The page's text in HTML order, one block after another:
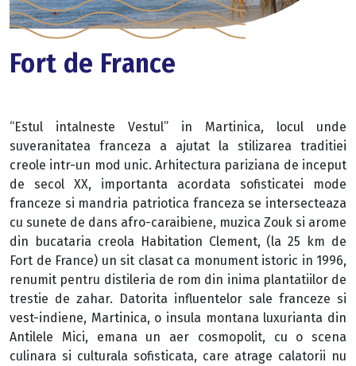
Fort de France
“Estul intalneste Vestul” in Martinica, locul unde
suveranitatea franceza a ajutat la stilizarea traditiei
creole intr-un mod unic. Arhitectura pariziana de inceput
de secol XX, importanta acordata sofisticatei mode
franceze si mandria patriotica franceza se intersecteaza
cu sunete de dans afro-caraibiene, muzica Zouk si arome
din bucataria creola Habitation Clement, (la 25 km de
Fort de France) un sit clasat ca monument istoric in 1996,
renumit pentru distileria de rom din inima plantatiilor de
trestie de zahar. Datorita influentelor sale franceze si
vest-indiene, Martinica, o insula montana luxurianta din
Antilele Mici, emana un aer cosmopolit, cu o scena
culinara si culturala sofisticata, care atrage calatorii nu